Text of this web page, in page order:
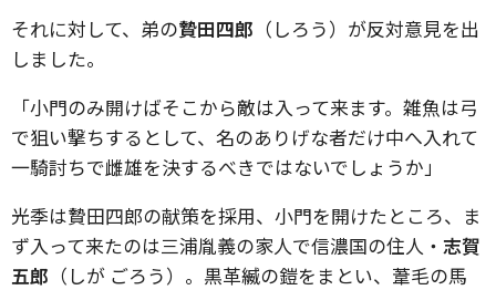
それに対して、弟の贄田四郎 （しろう）が反対意見を出
しました。
「小門のみ開けばそこから敵は入って来ます。雑魚は弓
で狙い撃ちするとして、名のありげな者だけ中へ入れて
一騎討ちで雌雄を決するべきではないでしょうか」
光季は贄田四郎の献策を採用、小門を開けたところ、ま
ず入って来たのは三浦胤義の家人で信濃国の住人・ 志賀
五郎 （しが ごろう）。黒革縅の鎧をまとい、葦毛の馬